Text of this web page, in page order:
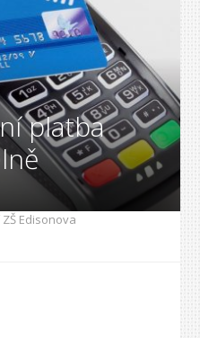
platba
Edisonova